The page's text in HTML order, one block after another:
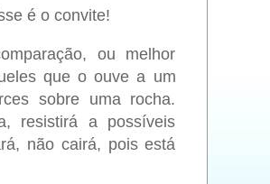
é o convite!
ou melhor
que o ouve a um
sobre uma rocha.
resistirá a possíveis
não cairá, pois está